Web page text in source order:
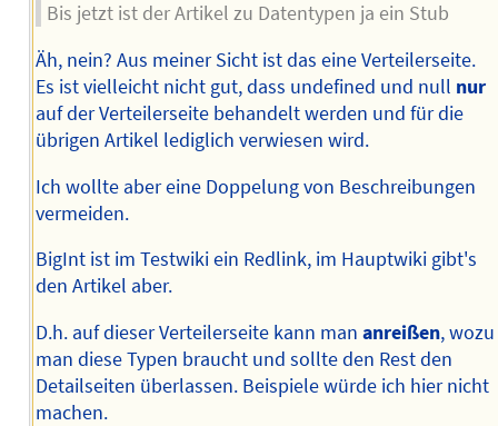
Bis jetzt ist der Artikel zu Datentypen ja ein Stub
Äh, nein? Aus meiner Sicht ist das eine Verteilerseite.
Es ist vielleicht nicht gut, dass undefined und null nur
auf der Verteilerseite behandelt werden und für die
übrigen Artikel lediglich verwiesen wird.
Ich wollte aber eine Doppelung von Beschreibungen
vermeiden.
BigInt ist im Testwiki ein Redlink, im Hauptwiki gibt's
den Artikel aber.
D.h. auf dieser Verteilerseite kann man anreißen, wozu
man diese Typen braucht und sollte den Rest den
Detailseiten überlassen. Beispiele würde ich hier nicht
machen.